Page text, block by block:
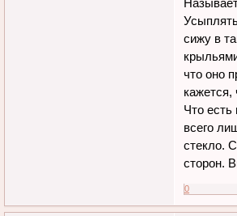
сижу в
что оно
кажется,
Что есть
всего
стекло.
сторон.
0